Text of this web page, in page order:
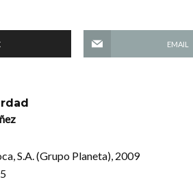
EMAIL
S.A. (Grupo Planeta), 2009